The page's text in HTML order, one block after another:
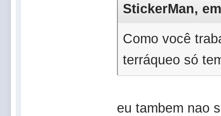
StickerMan,
Como você
terráqueo só
eu tambem nao